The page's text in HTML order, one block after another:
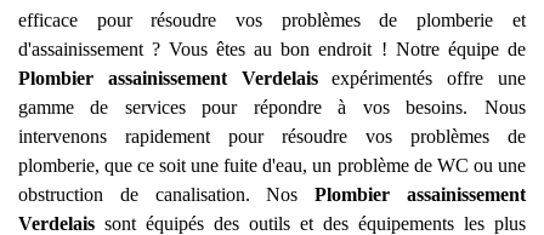
efficace pour résoudre vos problèmes de plomberie et
d'assainissement ? Vous êtes au bon endroit ! Notre équipe de
Plombier assainissement
Verdelaisexpérimentés offre une
gamme de services pour répondre à vos besoins. Nous
intervenons rapidement pour résoudre vos problèmes de
plomberie, que ce soit une fuite d'eau, un problème de WC ou une
obstruction de canalisation. Nos Plombier assainissement
Verdelais sont équipés des outils et des équipements les plus